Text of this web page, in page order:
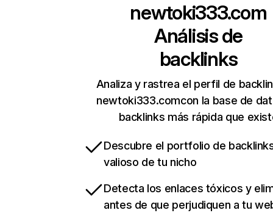
newtoki333.com
Análisis de
backlinks
Analiza y rastrea el perfil de
newtoki333.comcon la base de
backlinks más rápida que
Descubre el portfolio de
valioso de tu nicho
Detecta los enlaces tóxicos y
antes de que perjudiquen a tu